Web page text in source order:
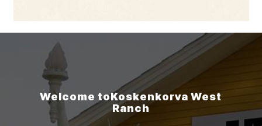
Welcome toKoskenkorvaWest
Ranch